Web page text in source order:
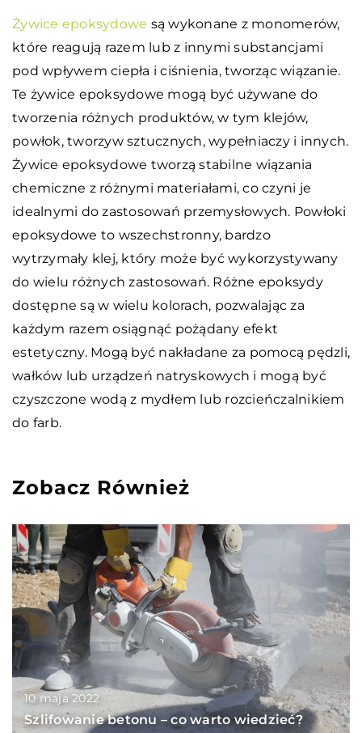
Żywice epoksydowe są wykonane z monomerów,
które reagują razem lub z innymi substancjami
pod wpływem ciepła i ciśnienia, tworząc wiązanie.
Te żywice epoksydowe mogą być używane do
tworzenia różnych produktów, w tym klejów,
powłok, tworzyw sztucznych, wypełniaczy i innych.
Żywice epoksydowe tworzą stabilne wiązania
chemiczne z różnymi materiałami, co czyni je
idealnymi do zastosowań przemysłowych. Powłoki
epoksydowe to wszechstronny, bardzo
wytrzymały klej, który może być wykorzystywany
do wielu różnych zastosowań. Różne epoksydy
dostępne są w wielu kolorach, pozwalając za
każdym razem osiągnąć pożądany efekt
estetyczny. Mogą być nakładane za pomocą pędzli,
wałków lub urządzeń natryskowych i mogą być
czyszczone wodą z mydłem lub rozcieńczalnikiem
do farb.
Zobacz Również
10 maja 2022
Szlifowanie betonu – co warto wiedzieć?